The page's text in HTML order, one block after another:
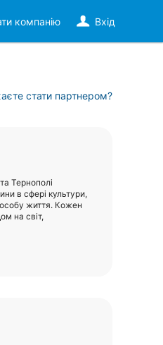
Вхід
компанію
стати партнером?
Тернополі
в сфері культури,
життя. Кожен
на світ,